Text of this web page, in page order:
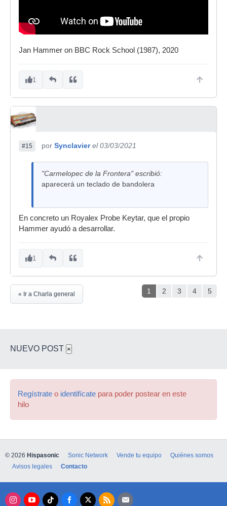
Jan Hammer on BBC Rock School (1987), 2020
1
#15 por Synclavier el 03/03/2021
"Carmelopec de la Frontera" escribió:
aparecerá un teclado de bandolera
En concreto un Royalex Probe Keytar, que el propio
Hammer ayudó a desarrollar.
1
1 2 3 4 5
« Ir a Charla general
NUEVO POST ×
Regístrate o identifícate para poder postear en este
hilo
© 2026 Hispasonic Sonic Network Vende tu equipo
Quiénes somos
Avisos legales
Contacto